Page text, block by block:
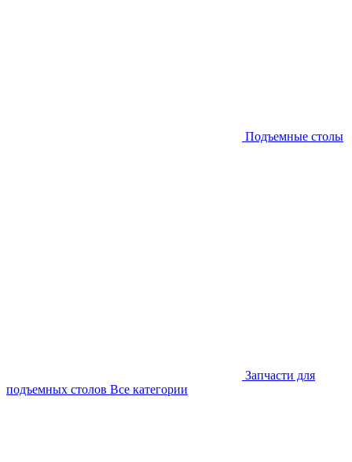
Подъемные столы
Запчасти для
подъемных столов Все категории